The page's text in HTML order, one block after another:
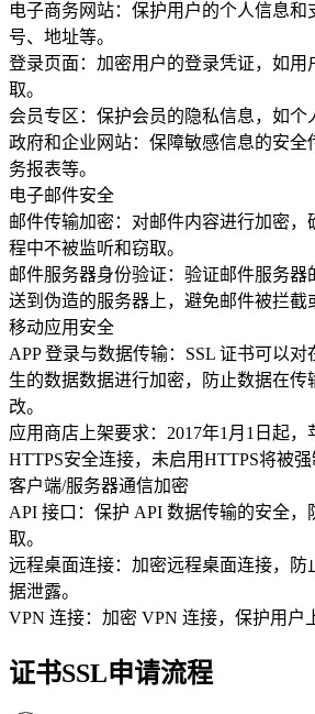
电子商务网站：保护用户的个人信息和
号、地址等。
登录页面：加密用户的登录凭证，如用
取。
会员专区：保护会员的隐私信息，如个
政府和企业网站：保障敏感信息的安全
务报表等。
电子邮件安全
邮件传输加密：对邮件内容进行加密，
程中不被监听和窃取。
邮件服务器身份验证：验证邮件服务器
送到伪造的服务器上，避免邮件被拦截
移动应用安全
APP 登录与数据传输：SSL 证书可以
生的数据数据进行加密，防止数据在传
改。
应用商店上架要求：2017年1月1日起
HTTPS安全连接，未启用HTTPS将被强
客户端/服务器通信加密
API 接口：保护 API 数据传输的安全，
取。
远程桌面连接：加密远程桌面连接，防
据泄露。
VPN 连接：加密 VPN 连接，保护用户
证书SSL申请流程